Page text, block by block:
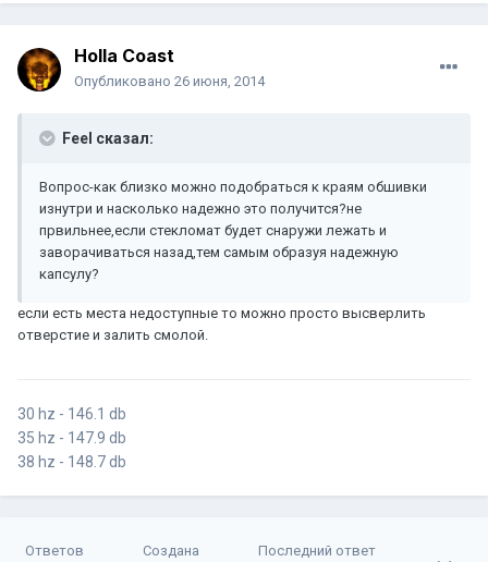
Holla Coast
Опубликовано 26 июня, 2014
Feel сказал:
Вопрос-как близко можно подобраться к краям обшивки
изнутри и насколько надежно это получится?не
првильнее,если стекломат будет снаружи лежать и
заворачиваться назад,тем самым образуя надежную
капсулу?
если есть места недоступные то можно просто высверлить
отверстие и залить смолой.
30 hz - 146.1 db
35 hz - 147.9 db
38 hz - 148.7 db
Ответов Создана Последний ответ